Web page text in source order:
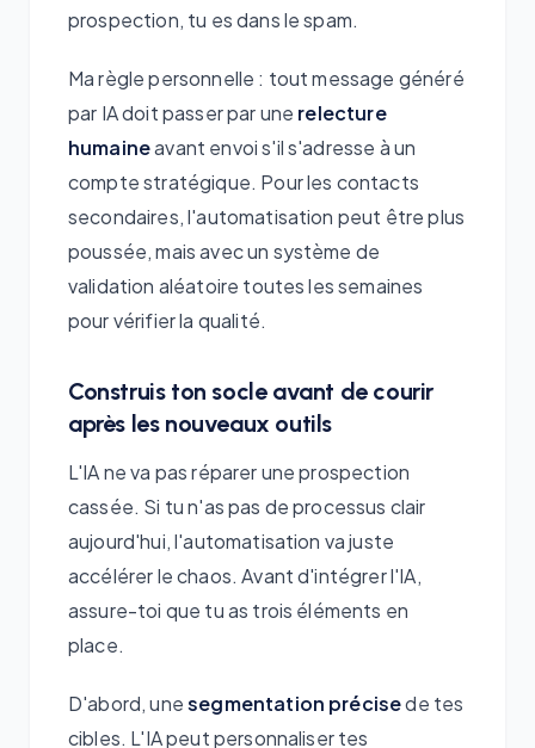
prospection, tu es dans le spam.
Ma règle personnelle : tout message généré
par IA doit passer par une relecture
humaineavant envoi s'il s'adresse à un
compte stratégique. Pour les contacts
secondaires, l'automatisation peut être plus
poussée, mais avec un système de
validation aléatoire toutes les semaines
pour vérifier la qualité.
Construis ton socle avant de courir
après les nouveaux outils
L'IA ne va pas réparer une prospection
cassée. Si tu n'as pas de processus clair
aujourd'hui, l'automatisation va juste
accélérer le chaos. Avant d'intégrer l'IA,
assure-toi que tu as trois éléments en
place.
D'abord, unesegmentation précisede tes
cibles. L'IA peut personnaliser tes